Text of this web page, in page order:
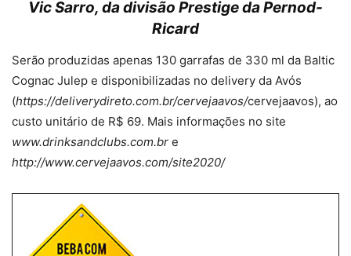
Vic Sarro, da divisão Prestige da Pernod-
Ricard
Serão produzidas apenas 130 garrafas de 330 ml da Baltic
Cognac Julep e disponibilizadas no delivery da Avós
(https://deliverydireto.com.br/cervejaavos/cervejaavos), ao
custo unitário de R$ 69. Mais informações no site
www.drinksandclubs.com.br e
http://www.cervejaavos.com/site2020/